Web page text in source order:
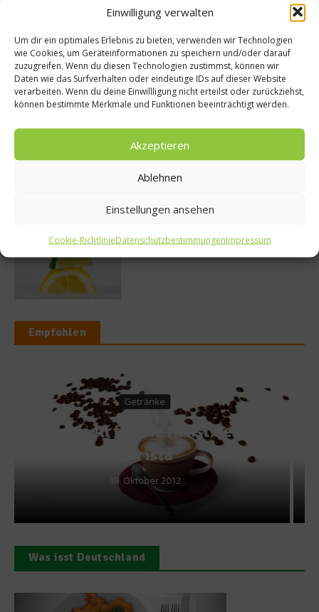
Einwilligung verwalten
Um dir ein optimales Erlebnis zu bieten, verwenden wir Technologien
wie Cookies, um Geräteinformationen zu speichern und/oder darauf
zuzugreifen. Wenn du diesen Technologien zustimmst, können wir
Daten wie das Surfverhalten oder eindeutige IDs auf dieser Website
verarbeiten. Wenn du deine Einwillligung nicht erteilst oder zurückziehst,
können bestimmte Merkmale und Funktionen beeinträchtigt werden.
Akzeptieren
Ablehnen
Einstellungen ansehen
Cookie-RichtlinieDatenschutzbestimmungenImpressum
So bildet sich eine krosse
Schweinebratenkruste
Beachcomber – Alles über das Restaurant
Was ist der Unterschied zwischen Limonen
und Limetten?
Empfohlen
Gastro & Gourmet
Thomas Bühner kürt Sieger
beim Tapas-Wettbewerb
10. Oktober 2013
Was isst Deutschland